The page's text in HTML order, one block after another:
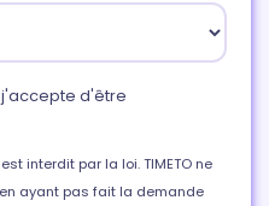
d'être
interdit par la loi. TIMETO ne
ayant pas fait la demande